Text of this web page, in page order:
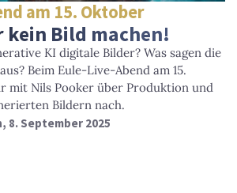
am 15. Oktober
kein Bild machen!
KI digitale Bilder? Was sagen die
Beim Eule-Live-Abend am 15.
mit Nils Pooker über Produktion und
Bildern nach.
, 8. September 2025